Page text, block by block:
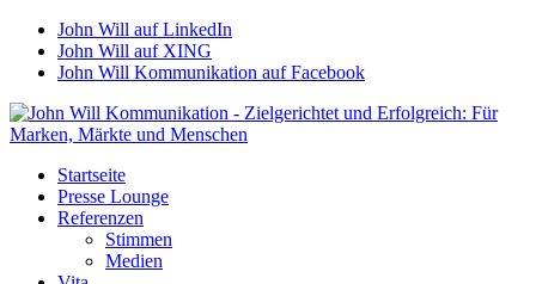
John Will auf LinkedIn
John Will auf XING
John Will Kommunikation auf Facebook
Startseite
Presse Lounge
Referenzen
Stimmen
Medien